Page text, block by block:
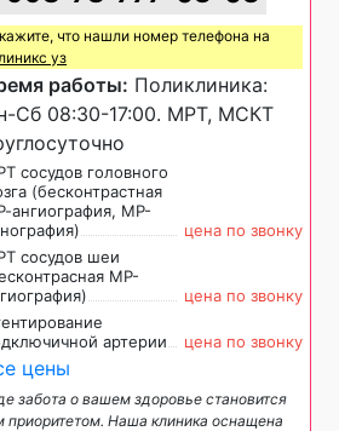
что нашли номер телефона на
уз
работы: Поликлиника:
Сб 08:30-17:00. МРТ, МСКТ
сосудов головного
(бесконтрастная
ангиография, МР-
цена по звонку
сосудов шеи
МР-
цена по звонку
артерии
цена по звонку
цены
забота о вашем здоровье становится
Наша клиника оснащена